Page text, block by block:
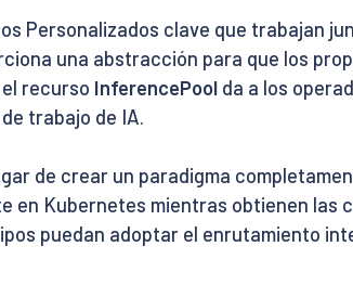
Personalizados clave que trabajan
una abstracción para que los
recurso InferencePool da a los
trabajo de IA.
de crear un paradigma
Kubernetes mientras obtienen las
puedan adoptar el enrutamiento